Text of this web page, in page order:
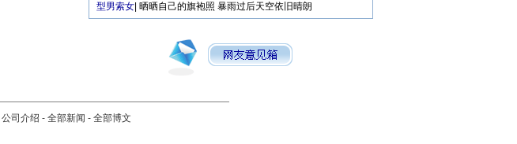
型男索女 晒晒自己的旗袍照 暴雨过后天空依旧晴朗
公司介绍 - 全部新闻 - 全部博文